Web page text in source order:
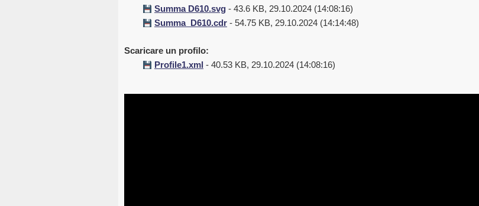
Summa D610.svg - 43.6 KB, 29.10.2024 (14:08:16)
Summa_D610.cdr - 54.75 KB, 29.10.2024 (14:14:48)
Scaricare un profilo:
Profile1.xml - 40.53 KB, 29.10.2024 (14:08:16)